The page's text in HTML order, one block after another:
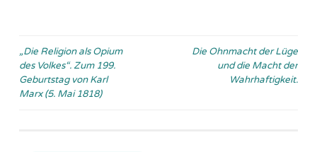
Beitragsnavigation
„Die Religion als Opium
des Volkes“. Zum 199.
Geburtstag von Karl
Marx (5. Mai 1818)
Die Ohnmacht der Lüge
und die Macht der
Wahrhaftigkeit.